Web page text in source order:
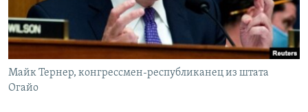
Майк Тернер, конгрессмен-республиканец из штата
Огайо